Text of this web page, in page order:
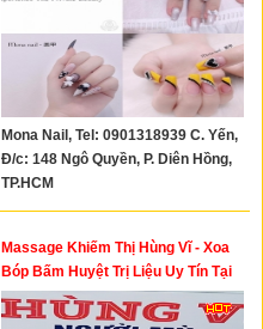
Mona Nail, Tel: 0901318939 C. Yến,
Đ/c: 148 Ngô Quyền, P. Diên Hồng,
TP.HCM
Massage Khiếm Thị Hùng Vĩ - Xoa
Bóp Bấm Huyệt Trị Liệu Uy Tín Tại
Thủ Đức